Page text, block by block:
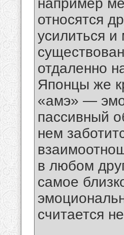
например
относятся
усилиться
отдаленно
Японцы же
«амэ» —
пассивный
нем
в любом
самое
считается